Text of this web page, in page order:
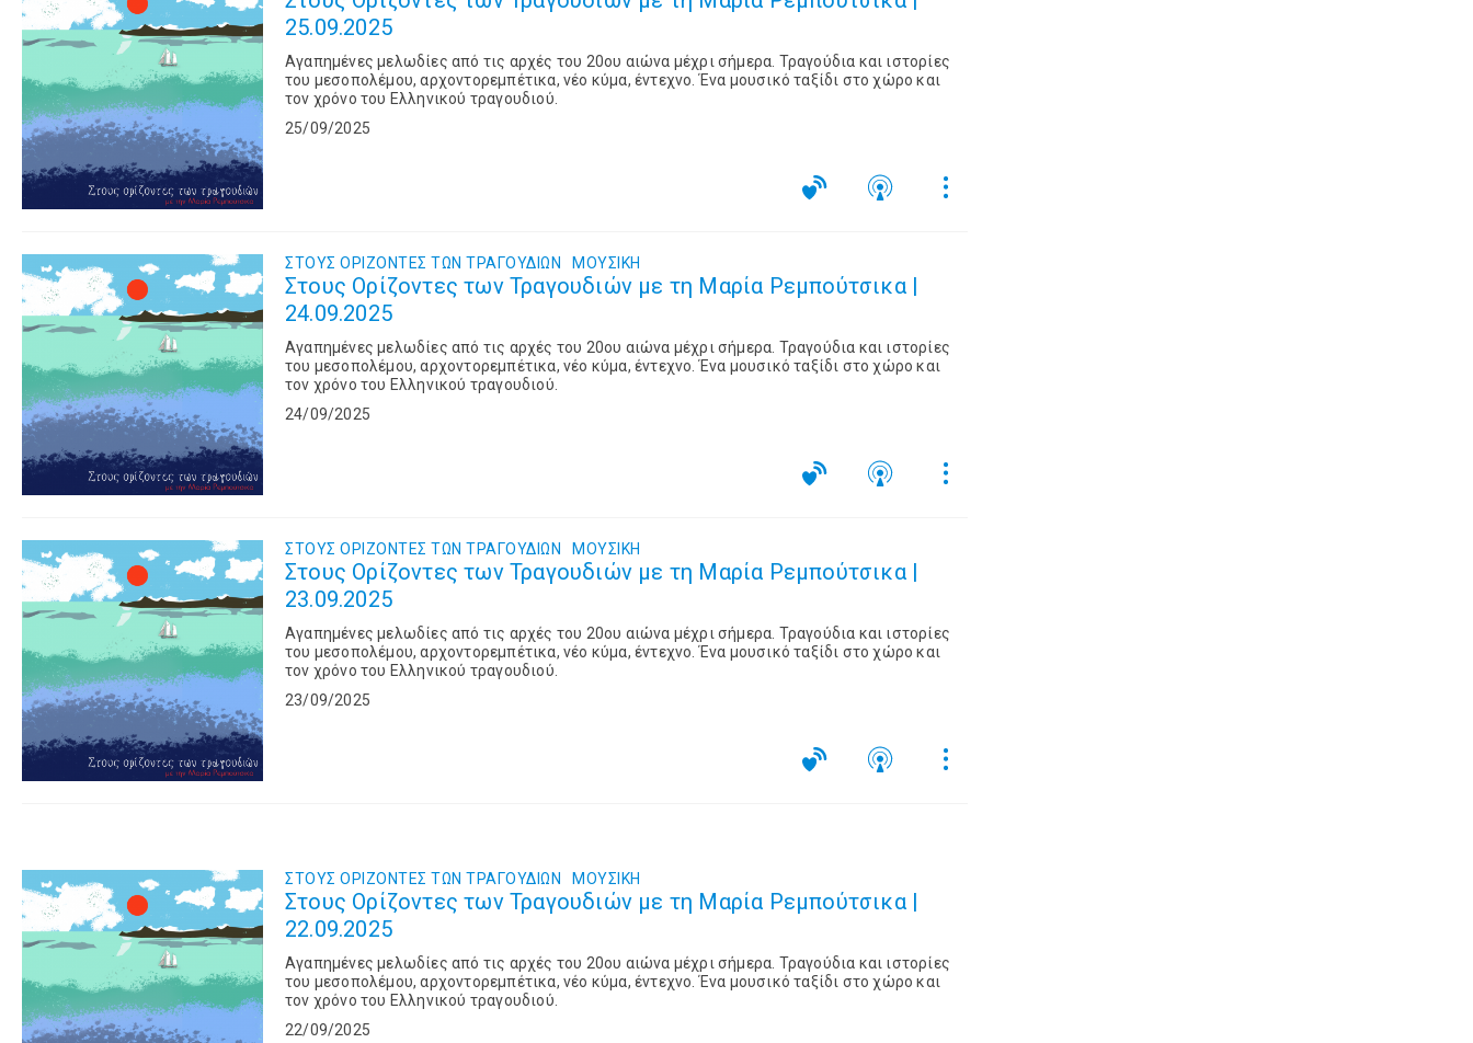
25.09.2025
Αγαπημένες μελωδίες από τις αρχές του 20ου αιώνα μέχρι σήμερα. Τραγούδια και ιστορίες
του μεσοπολέμου, αρχοντορεμπέτικα, νέο κύμα, έντεχνο. Ένα μουσικό ταξίδι στο χώρο και
τον χρόνο του Ελληνικού τραγουδιού.
25/09/2025
ΣΤΟΥΣ OΡΙΖΟΝΤΕΣ ΤΩΝ TΡΑΓΟΥΔΙΩΝ ΜΟΥΣΙΚΉ
Στους Ορίζοντες των Τραγουδιών με τη Μαρία Ρεμπούτσικα |
24.09.2025
Αγαπημένες μελωδίες από τις αρχές του 20ου αιώνα μέχρι σήμερα. Τραγούδια και ιστορίες
του μεσοπολέμου, αρχοντορεμπέτικα, νέο κύμα, έντεχνο. Ένα μουσικό ταξίδι στο χώρο και
τον χρόνο του Ελληνικού τραγουδιού.
24/09/2025
ΣΤΟΥΣ OΡΙΖΟΝΤΕΣ ΤΩΝ TΡΑΓΟΥΔΙΩΝ ΜΟΥΣΙΚΉ
Στους Ορίζοντες των Τραγουδιών με τη Μαρία Ρεμπούτσικα |
23.09.2025
Αγαπημένες μελωδίες από τις αρχές του 20ου αιώνα μέχρι σήμερα. Τραγούδια και ιστορίες
του μεσοπολέμου, αρχοντορεμπέτικα, νέο κύμα, έντεχνο. Ένα μουσικό ταξίδι στο χώρο και
τον χρόνο του Ελληνικού τραγουδιού.
23/09/2025
ΣΤΟΥΣ OΡΙΖΟΝΤΕΣ ΤΩΝ TΡΑΓΟΥΔΙΩΝ ΜΟΥΣΙΚΉ
Στους Ορίζοντες των Τραγουδιών με τη Μαρία Ρεμπούτσικα |
22.09.2025
Αγαπημένες μελωδίες από τις αρχές του 20ου αιώνα μέχρι σήμερα. Τραγούδια και ιστορίες
του μεσοπολέμου, αρχοντορεμπέτικα, νέο κύμα, έντεχνο. Ένα μουσικό ταξίδι στο χώρο και
τον χρόνο του Ελληνικού τραγουδιού.
22/09/2025